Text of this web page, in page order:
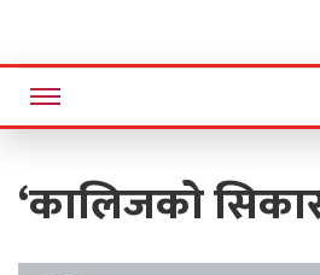
‘कालिजको